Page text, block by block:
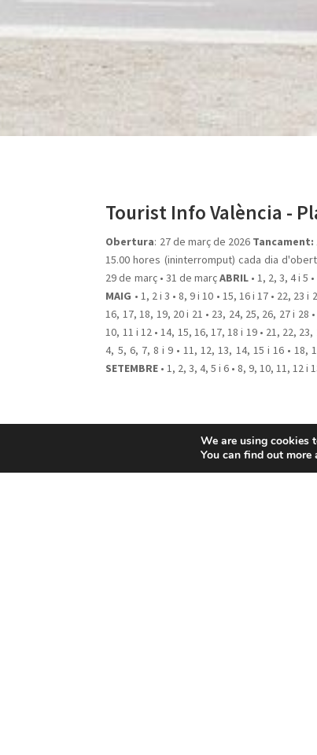
Tourist Info València -
Obertura: 27 de març de 2026 Tancament:
15.00 hores (ininterromput) cada dia
29 de març • 31 de marçABRIL• 1, 2, 3, 4 i 5
MAIG • 1, 2 i 3 • 8, 9 i 10 • 15, 16 i 17 • 22, 23 i
16, 17, 18, 19, 20 i 21 • 23, 24, 25, 26, 27 i 28
10, 11 i 12 • 14, 15, 16, 17, 18 i 19 • 21, 22,
4, 5, 6, 7, 8 i 9 • 11, 12, 13, 14, 15 i 16 • 18,
SETEMBRE • 1, 2, 3, 4, 5 i 6 • 8, 9, 10, 11, 12 i
We are using cookies
You can find out